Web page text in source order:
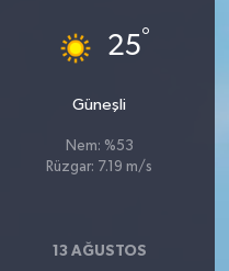
25°
Güneşli
Nem: %53
Rüzgar: 7.19 m/s
13 AĞUSTOS